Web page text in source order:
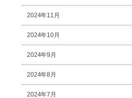
2024年11月
2024年10月
2024年9月
2024年8月
2024年7月